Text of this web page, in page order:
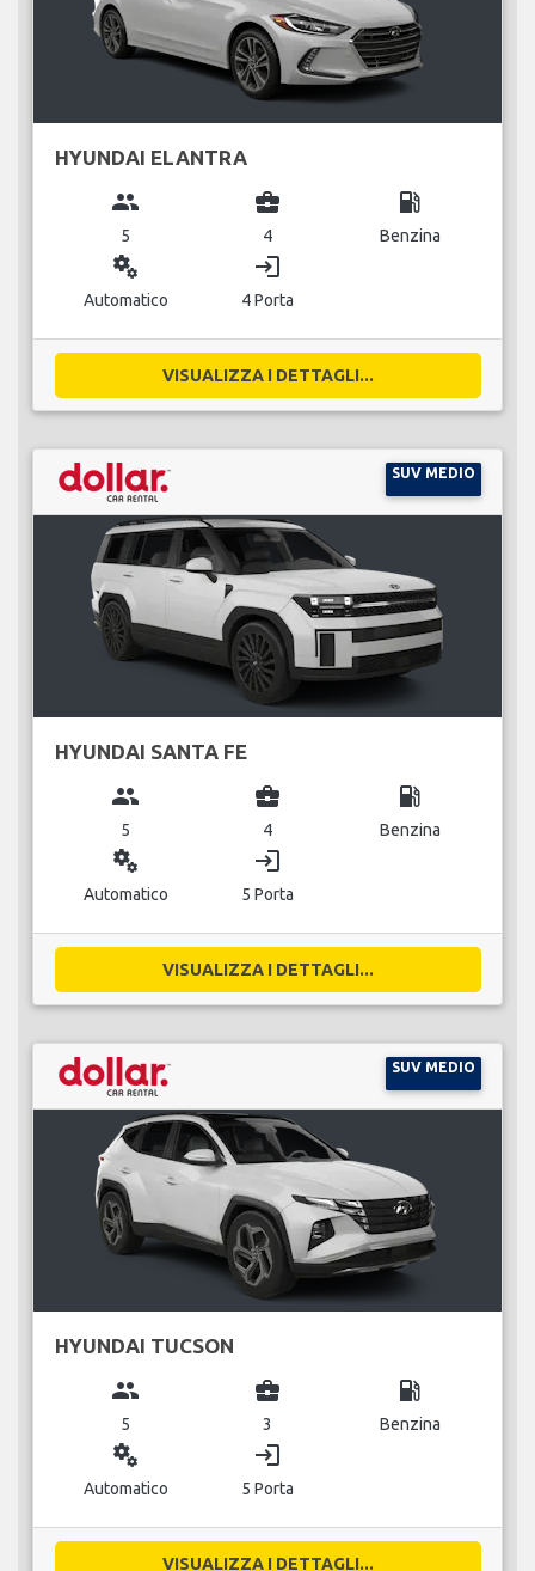
HYUNDAI ELANTRA
group
5
business_center
4
local_gas_station
Benzina
miscellaneous_services
Automatico
login
4 Porta
VISUALIZZA I DETTAGLI...
SUV MEDIO
HYUNDAI SANTA FE
group
5
business_center
4
local_gas_station
Benzina
miscellaneous_services
Automatico
login
5 Porta
VISUALIZZA I DETTAGLI...
SUV MEDIO
HYUNDAI TUCSON
group
5
business_center
3
local_gas_station
Benzina
miscellaneous_services
Automatico
login
5 Porta
VISUALIZZA I DETTAGLI...